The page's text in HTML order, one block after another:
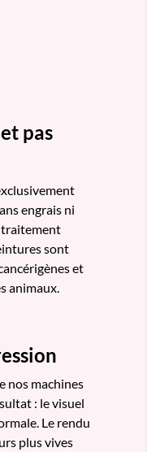
pas
engrais ni
traitement
sont
et
animaux.
nos machines
: le visuel
Le rendu
plus vives